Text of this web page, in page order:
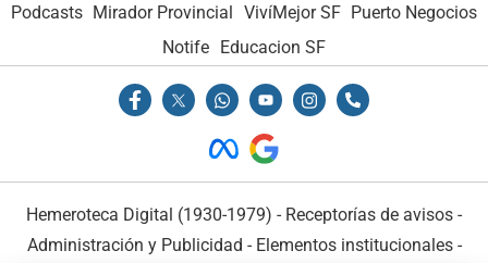
Podcasts Mirador Provincial VivíMejor SF Puerto Negocios
Notife Educacion SF
Hemeroteca Digital (1930-1979) - Receptorías de avisos -
Administración y Publicidad - Elementos institucionales-